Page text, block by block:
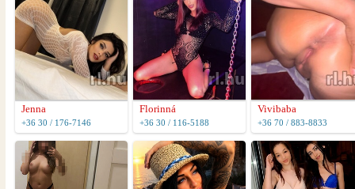
Jenna
+36 30 / 176-7146
Florinná
+36 30 / 116-5188
Vivibaba
+36 70 / 883-8833